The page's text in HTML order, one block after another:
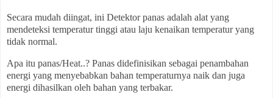
Secara mudah diingat, ini Detektor panas adalah alat yang
mendeteksi temperatur tinggi atau laju kenaikan temperatur yang
tidak normal.
Apa itu panas/Heat..? Panas didefinisikan sebagai penambahan
energi yang menyebabkan bahan temperaturnya naik dan juga
energi dihasilkan oleh bahan yang terbakar.